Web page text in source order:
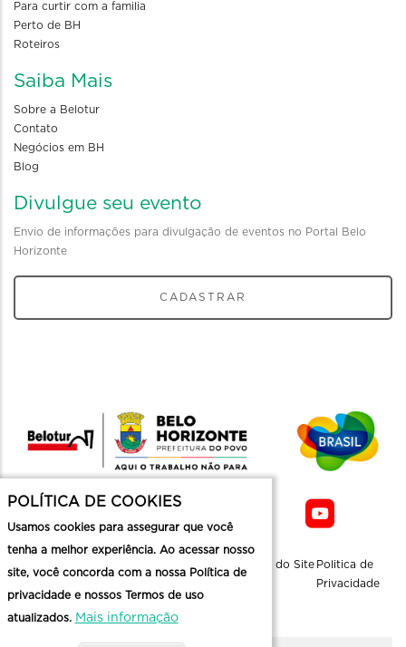
Para curtir com a familia
Perto de BH
Roteiros
Saiba Mais
Sobre a Belotur
Contato
Negócios em BH
Blog
Divulgue seu evento
Envio de informações para divulgação de eventos no Portal Belo
Horizonte
CADASTRAR
Mapa do Site Politica de
Privacidade
POLÍTICA DE COOKIES
Usamos cookies para assegurar que você
tenha a melhor experiência. Ao acessar nosso
site, você concorda com a nossa Política de
privacidade e nossos Termos de uso
atualizados. Mais informação